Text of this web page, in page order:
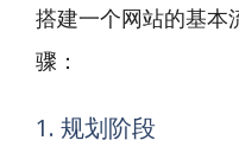
搭建一个网站的基本
骤：
1. 规划阶段